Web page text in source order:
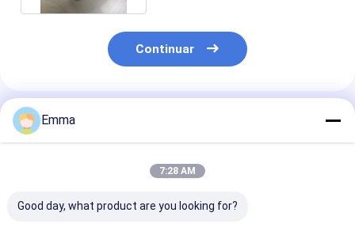
Continuar
Productos Recomendados
Emma
7:28 AM
Good day, what product are you looking for?